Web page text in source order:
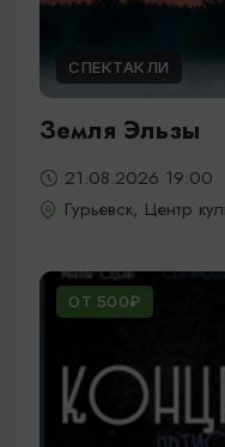
СПЕКТАКЛИ
Земля Эльзы
21.08.2026 19:00
Гурьевск, Центр
ОТ 500₽